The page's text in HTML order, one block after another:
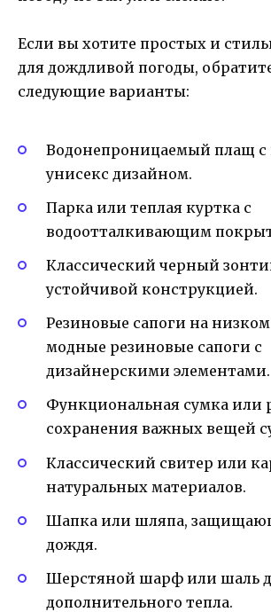
Если вы хотите простых и
для дождливой погоды,
следующие варианты:
Водонепроницаемый плащ
унисекс дизайном.
Парка или теплая куртка с
водоотталкивающим
Классический черный
устойчивой конструкцией.
Резиновые сапоги на
модные резиновые сапоги с
дизайнерскими элементами.
Функциональная сумка или
сохранения важных вещей
Классический свитер или
натуральных материалов.
Шапка или шляпа,
дождя.
Шерстяной шарф или шаль
дополнительного тепла.